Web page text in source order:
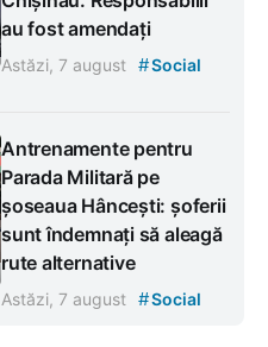
au fost amendați
Astăzi, 7 august #Social
Antrenamente pentru
Parada Militară pe
șoseaua Hâncești: șoferii
sunt îndemnați să aleagă
rute alternative
Astăzi, 7 august #Social